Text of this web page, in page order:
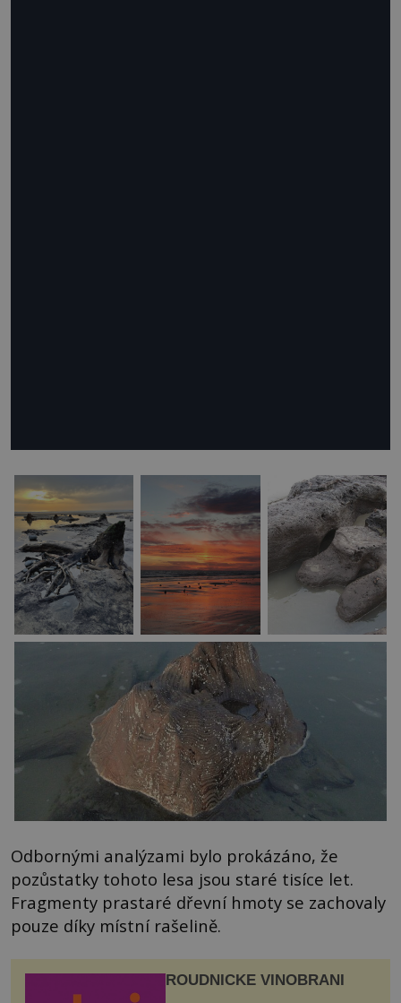
Odbornými analýzami bylo prokázáno, že
pozůstatky tohoto lesa jsou staré tisíce let.
Fragmenty prastaré dřevní hmoty se zachovaly
pouze díky místní rašelině.
ROUDNICKÉ VINOBRANÍ